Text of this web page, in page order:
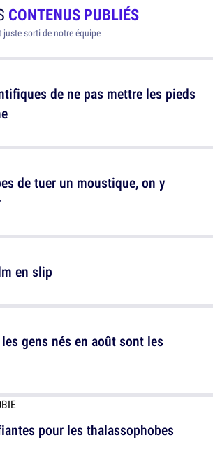
CONTENUS PUBLIÉS
sorti de notre équipe
de ne pas mettre les pieds
en slip
pour les thalassophobes
de tuer un moustique, on y
gens nés en août sont les